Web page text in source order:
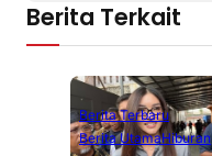
Berita Terkait
Berita Terbaru
Berita UtamaHiburan